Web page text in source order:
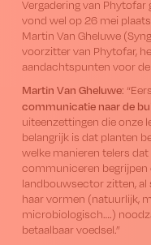
Vergadering van Phytofar
vond wel op 26 mei
Martin Van Gheluwe
voorzitter van Phytofar,
aandachtspunten voor
Martin Van Gheluwe:
communicatie naar de
uiteenzettingen die onze
belangrijk is dat planten
welke manieren telers
communiceren begrijpen
landbouwsector zitten, al
haar vormen (natuurlijk,
microbiologisch….)
betaalbaar voedsel.”